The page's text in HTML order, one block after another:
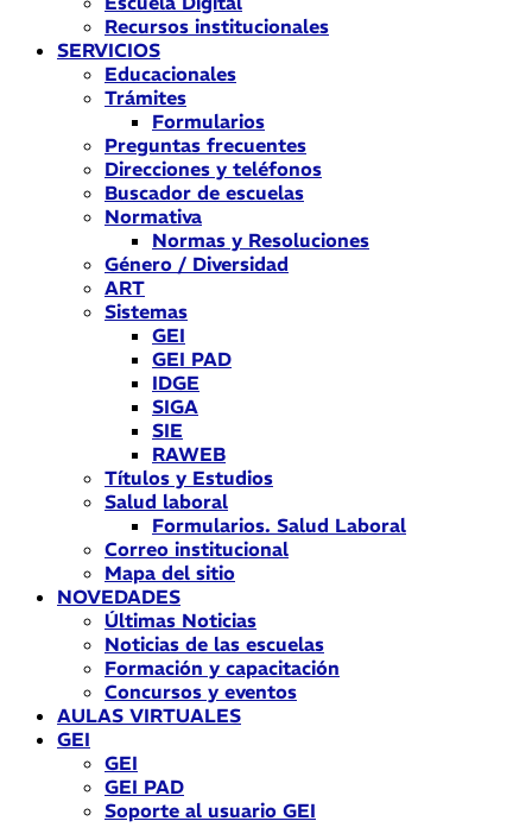
Recursos institucionales
SERVICIOS
Educacionales
Trámites
Formularios
Preguntas frecuentes
Direcciones y teléfonos
Buscador de escuelas
Normativa
Normas y Resoluciones
Género / Diversidad
ART
Sistemas
GEI
GEI PAD
IDGE
SIGA
SIE
RAWEB
Títulos y Estudios
Salud laboral
Formularios. Salud Laboral
Correo institucional
Mapa del sitio
NOVEDADES
Últimas Noticias
Noticias de las escuelas
Formación y capacitación
Concursos y eventos
AULAS VIRTUALES
GEI
GEI
GEI PAD
Soporte al usuario GEI